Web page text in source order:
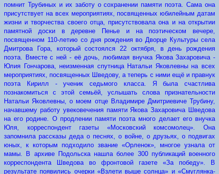
помнит Трубиных и их заботу о сохранении памяти поэта. Сама она
присутствует на всех мероприятиях, посвященных юбилейным датам
жизни и творчества своего отца, присутствовала она и на открытии
памятной доски в деревне Пенье и на поэтическом вечере,
посвященном 110-летию со дня рождения во Дворце Культуры села
Дмитрова Гора, который состоялся 22 октября, в день рождения
поэта. Вместе с ней - её дочь, любимая внучка Якова Захаровича -
Юлия Гончарова, неизменная спутница Натальи Яковлевны на всех
мероприятиях, посвященных Шведову, а теперь с ними ещё и правнук
поэта Кирилл - ученик седьмого класса. Я была счастлива
познакомиться с этой семьёй, услышать слова признательности
Натальи Яковлевны, о моем отце Владимире Дмитриевиче Трубину,
начавшему работу увековече­ния памяти Якова Захаровича Шведова
на его родине. О продлении памяти поэта много делает его внучка
Юля, корреспондент газеты «Московский комсомолец». Она
запомнила рассказы деда о песнях, о войне, о друзьях, о подвигах
юных, к которым подходило звание «Орленок», многое узнала от
мамы. В архиве Подольска нашла более 300 публикаций военного
корреспондента Шведова во фронтовой газете «За победу». В
результате появились очерки «Взлети выше солнца» и «Смуглянка-